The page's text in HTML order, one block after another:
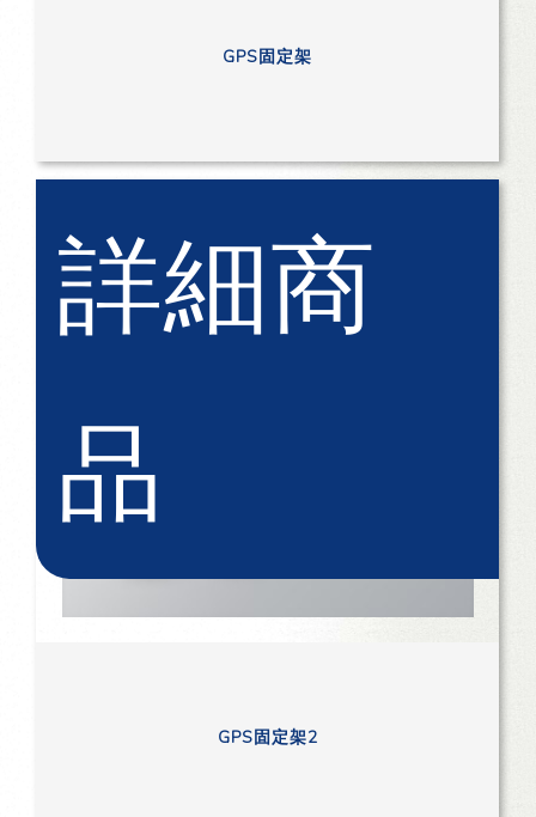
GPS固定架
詳細商
品
GPS固定架2